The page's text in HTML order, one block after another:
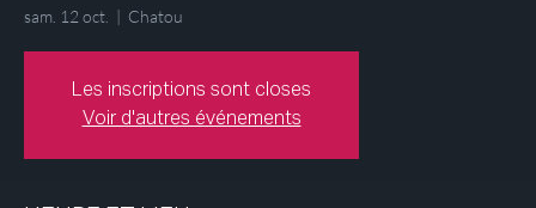
sam. 12 oct.
  |
Chatou
Les inscriptions sont closes
Voir d'autres événements